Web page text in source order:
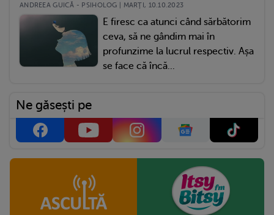
ANDREEA GUICĂ - PSIHOLOG | MARŢI, 10.10.2023
E firesc ca atunci când sărbătorim
ceva, să ne gândim mai în
profunzime la lucrul respectiv. Așa
se face că încă...
Ne găsești pe